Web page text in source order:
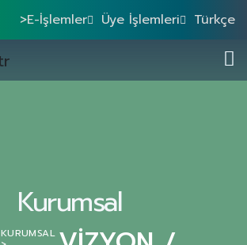
>E-İşlemler Üye İşlemleri Türkçe
Kurumsal
KURUMSAL